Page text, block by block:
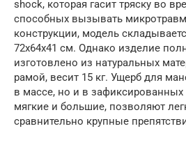
shock, которая гасит тряску во
способных вызывать
конструкции, модель
72x64x41 см. Однако изделие
изготовлено из натуральных
рамой, весит 15 кг. Ущерб для
в массе, но и в зафиксированных
мягкие и большие, позволяют
сравнительно крупные